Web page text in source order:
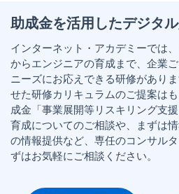
助成金を活用したデジタ
インターネット・アカデミーでは
からエンジニアの育成まで、企業
ニーズにお応えできる研修があり
せた研修カリキュラムのご提案は
成金「事業展開等リスキリング支
育成についてのご相談や、まずは
の情報提供など、専任のコンサル
ずはお気軽にご相談ください。